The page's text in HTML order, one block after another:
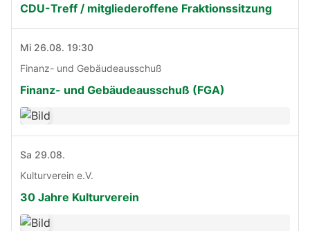
CDU-Treff / mitgliederoffene Fraktionssitzung
Mi 26.08. 19:30
Finanz- und Gebäudeausschuß
Finanz- und Gebäudeausschuß (FGA)
Sa 29.08.
Kulturverein e.V.
30 Jahre Kulturverein